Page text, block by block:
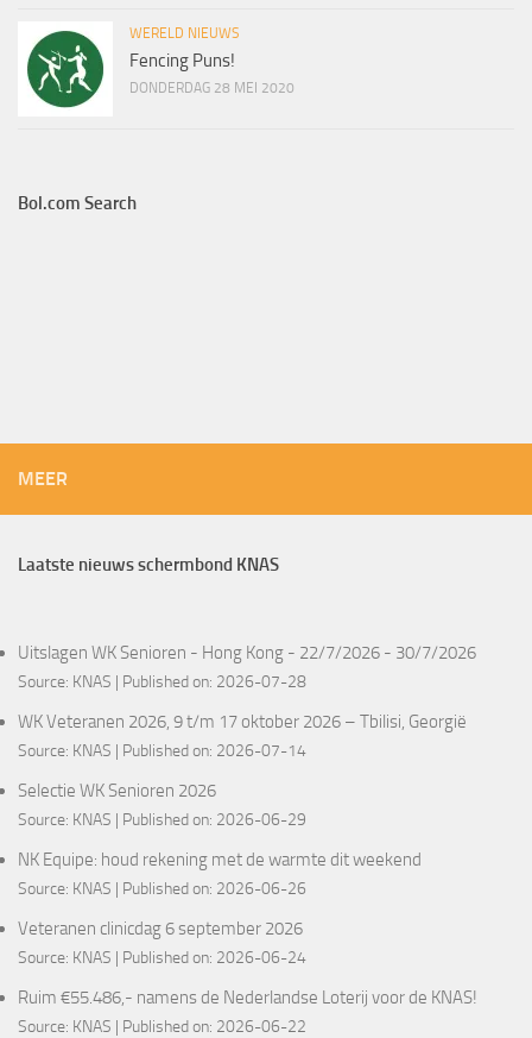
WERELD NIEUWS
Fencing Puns!
DONDERDAG 28 MEI 2020
Bol.com Search
MEER
Laatste nieuws schermbond KNAS
Uitslagen WK Senioren - Hong Kong - 22/7/2026 - 30/7/2026
Source: KNAS Published on: 2026-07-28
WK Veteranen 2026, 9 t/m 17 oktober 2026 – Tbilisi, Georgië
Source: KNAS Published on: 2026-07-14
Selectie WK Senioren 2026
Source: KNAS Published on: 2026-06-29
NK Equipe: houd rekening met de warmte dit weekend
Source: KNAS Published on: 2026-06-26
Veteranen clinicdag 6 september 2026
Source: KNAS Published on: 2026-06-24
Ruim €55.486,- namens de Nederlandse Loterij voor de KNAS!
Source: KNAS Published on: 2026-06-22